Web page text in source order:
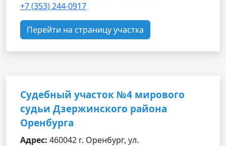
+7 (353) 244-0917
Перейти на страницу участка
Судебный участок №4 мирового
судьи Дзержинского района
Оренбурга
Адрес: 460042 г. Оренбург, ул.